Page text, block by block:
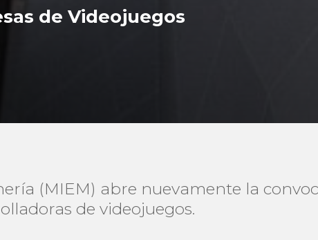
de Videojuegos
(MIEM) abre nuevamente la
de videojuegos.